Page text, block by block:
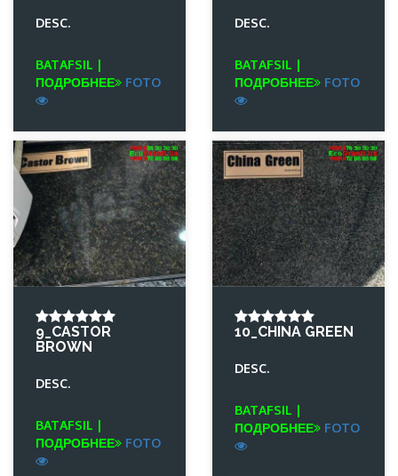
DESC.
BATAFSIL |
ПОДРОБНЕЕ
FOTO
DESC.
BATAFSIL |
ПОДРОБНЕЕ
FOTO
9_CASTOR
BROWN
DESC.
BATAFSIL |
ПОДРОБНЕЕ
FOTO
10_CHINA GREEN
DESC.
BATAFSIL |
ПОДРОБНЕЕ
FOTO